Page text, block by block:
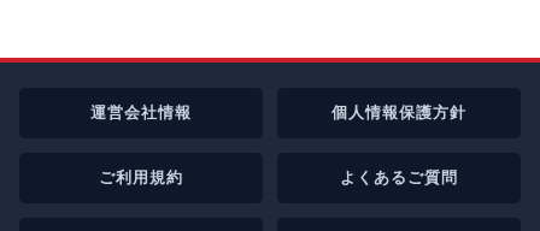
運営会社情報 個人情報保護方針
ご利用規約 よくあるご質問